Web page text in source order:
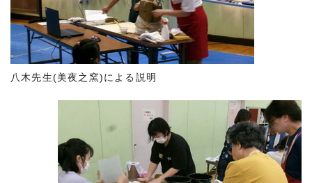
八木先生(美夜之窯)による説明